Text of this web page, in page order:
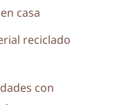
casa
reciclado
con